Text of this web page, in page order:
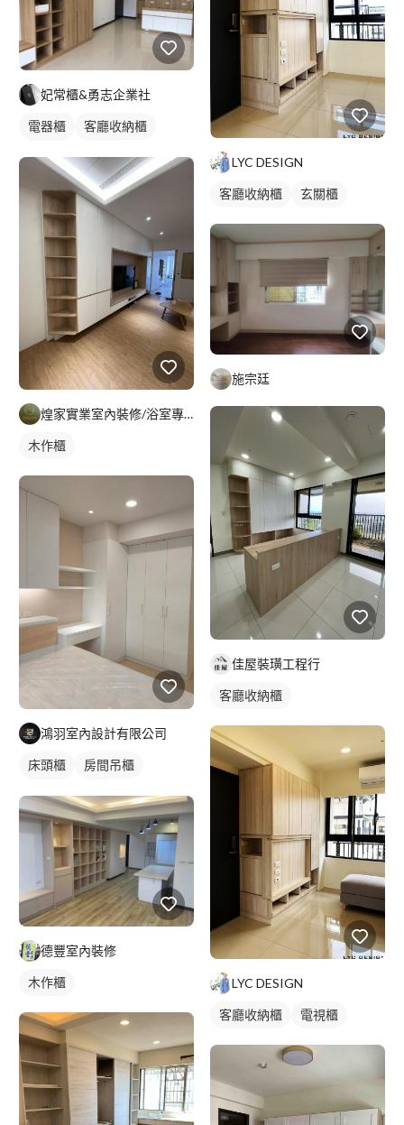
妃常櫃&勇志企業社
電器櫃
客廳收納櫃
煌家實業室內裝修/浴室專精/統包工程
木作櫃
鴻羽室內設計有限公司
床頭櫃
房間吊櫃
德豐室內裝修
木作櫃
LYC DESIGN
客廳收納櫃 玄關櫃
施宗廷
佳屋裝璜工程行
客廳收納櫃
LYC DESIGN
客廳收納櫃 電視櫃